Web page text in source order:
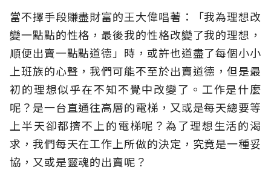
當不擇手段賺盡財富的王大偉唱著：「我為理想改
變一點點的性格，最後我的性格改變了我的理想，
順便出賣一點點道德」時，或許也道盡了每個小小
上班族的心聲，我們可能不至於出賣道德，但是最
初的理想似乎在不知不覺中改變了。工作是什麼
呢？是一台直通往高層的電梯，又或是每天總要等
上半天卻都擠不上的電梯呢？為了理想生活的渴
求，我們每天在工作上所做的決定，究竟是一種妥
協，又或是靈魂的出賣呢？